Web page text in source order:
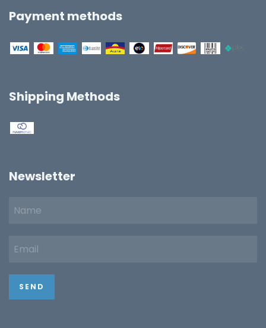
Payment methods
Shipping Methods
Newsletter